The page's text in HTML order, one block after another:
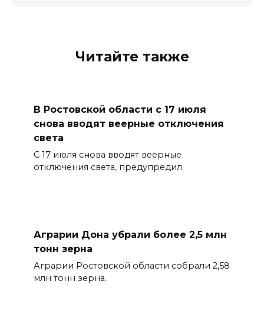
Читайте также
В Ростовской области с 17 июля
снова вводят веерные отключения
света
С 17 июля снова вводят веерные
отключения света, предупредил
Аграрии Дона убрали более 2,5 млн
тонн зерна
Аграрии Ростовской области собрали 2,58
млн тонн зерна.